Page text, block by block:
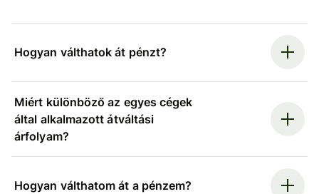
Hogyan válthatok át pénzt?
Miért különböző az egyes cégek
által alkalmazott átváltási
árfolyam?
Hogyan válthatom át a pénzem?